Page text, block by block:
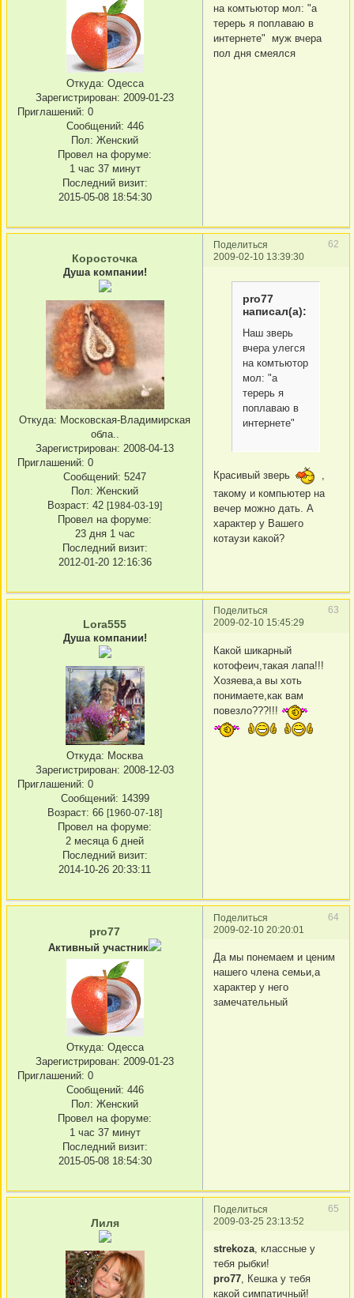
Откуда: Одесса
Зарегистрирован: 2009-01-23
Приглашений: 0
Сообщений: 446
Пол: Женский
Провел на форуме:
1 час 37 минут
Последний визит:
2015-05-08 18:54:30
на комтьютор мол: "а
терерь я поплаваю в
интернете" муж вчера
пол дня смеялся
Поделиться
62
2009-02-10 13:39:30
Коросточка
Душа компании!
Откуда: Московская-Владимирская
обла..
Зарегистрирован: 2008-04-13
Приглашений: 0
Сообщений: 5247
Пол: Женский
Возраст: 42 [1984-03-19]
Провел на форуме:
23 дня 1 час
Последний визит:
2012-01-20 12:16:36
pro77
написал(а):
Наш зверь
вчера улегся
на комтьютор
мол: "а
терерь я
поплаваю в
интернете"
Красивый зверь
,
такому и компьютер на
вечер можно дать. А
характер у Вашего
котаузи какой?
Поделиться
63
2009-02-10 15:45:29
Lora555
Душа компании!
Откуда: Москва
Зарегистрирован: 2008-12-03
Приглашений: 0
Сообщений: 14399
Возраст: 66 [1960-07-18]
Провел на форуме:
2 месяца 6 дней
Последний визит:
2014-10-26 20:33:11
Какой шикарный
котофеич,такая лапа!!!
Хозяева,а вы хоть
понимаете,как вам
повезло???!!!
Поделиться
64
2009-02-10 20:20:01
pro77
Активный участник
Откуда: Одесса
Зарегистрирован: 2009-01-23
Приглашений: 0
Сообщений: 446
Пол: Женский
Провел на форуме:
1 час 37 минут
Последний визит:
2015-05-08 18:54:30
Да мы понемаем и ценим
нашего члена семьи,а
характер у него
замечательный
Поделиться
65
2009-03-25 23:13:52
Лиля
strekoza, классные у
тебя рыбки!
pro77, Кешка у тебя
какой симпатичный!